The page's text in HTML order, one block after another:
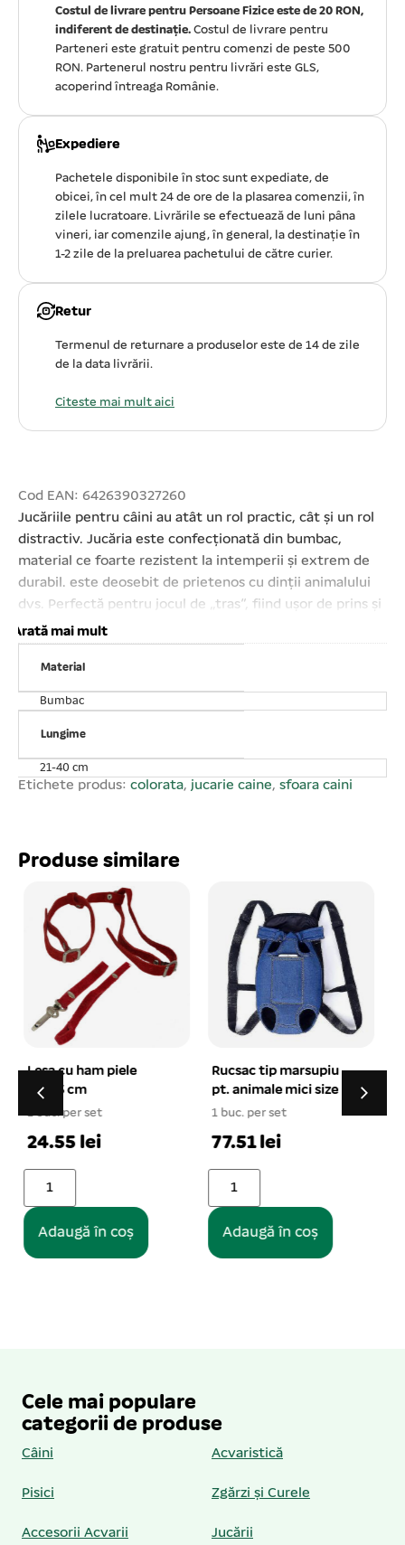
Costul de livrare pentru Persoane Fizice este de 20 RON,
indiferent de destinație. Costul de livrare pentru
Parteneri este gratuit pentru comenzi de peste 500
RON. Partenerul nostru pentru livrări este GLS,
acoperind întreaga Românie.
Expediere
Pachetele disponibile în stoc sunt expediate, de
obicei, în cel mult 24 de ore de la plasarea comenzii, în
zilele lucratoare. Livrările se efectuează de luni pâna
vineri, iar comenzile ajung, în general, la destinație în
1-2 zile de la preluarea pachetului de către curier.
Retur
Termenul de returnare a produselor este de 14 de zile
de la data livrării.
Citeste mai mult aici
Cod EAN: 6426390327260
Jucăriile pentru câini au atât un rol practic, cât și un rol
distractiv. Jucăria este confecționată din bumbac,
material ce foarte rezistent la intemperii și extrem de
durabil. este deosebit de prietenos cu dinții animalului
dvs. Perfectă pentru jocul de „tras”, fiind ușor de prins și
foarte rezistentă. Stimulează interesul
animalului;Potrivită pentru cățeluși;Ușor de igienizat.
Lungime: 2*28 cm.
Arată mai mult
Material
Bumbac
Lungime
21-40 cm
Etichete produs: colorata, jucarie caine, sfoara caini
Produse similare
Rucsac tip marsupiu
pt. animale mici size L
1 buc. per set
77.51 lei
Adaugă în coș
Jucarie caini disc
cauciuc Frisbee 20 cm
1 buc. per set
15.92 lei
Adaugă în coș
Cele mai populare
categorii de produse
Câini Acvaristică
Pisici Zgărzi și Curele
Accesorii Acvarii Jucării